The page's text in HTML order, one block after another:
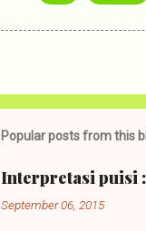
Popular posts from this
Interpretasi puisi
September 06, 2015